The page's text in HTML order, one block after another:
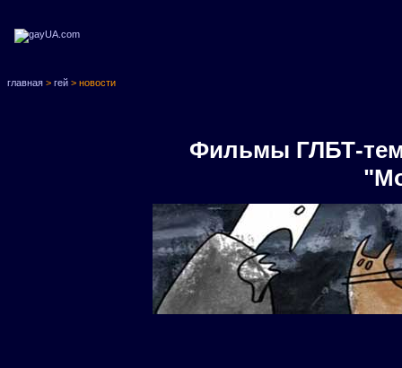
главная > гей > новости
Фильмы ГЛБТ-